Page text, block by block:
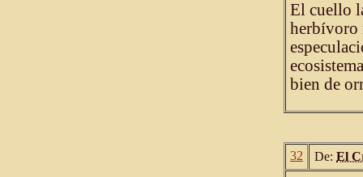
El cuello
herbívoro
bien de
32 De: El